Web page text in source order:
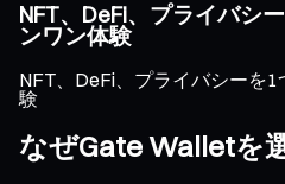
NFT、DeFi、プライバシ
ンワン体験
NFT、DeFi、プライバシーを
験
なぜGate Walletを